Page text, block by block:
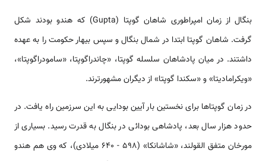
بنگال از زمان امپراطوری شاهان گوپتا (Gupta) که هندو بودند شکل
گرفت. شاهان گوپتا ابتدا در شمال بنگال و سپس بیهار حکومت را به عهده
داشتند. در میان پادشاهان سلسله گوپتا، «چاندراگوپتا، «سامودراگوپتا»،
«ویکرامادیتا» و «سکندا گوپتا» از دیگران مشهورترند.
در زمان گوپتاها برای نخستین بار آیین بودایی به این سرزمین راه یافت. در
حدود هزار سال بعد، پادشاهی بودائی در بنگال به قدرت رسید. بسیاری از
مورخان متفق القولند، «شاشانکا» (598 - 640 میلادی)، که وی هم هندو